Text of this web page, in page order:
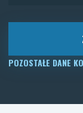
POZOSTAŁE DANE